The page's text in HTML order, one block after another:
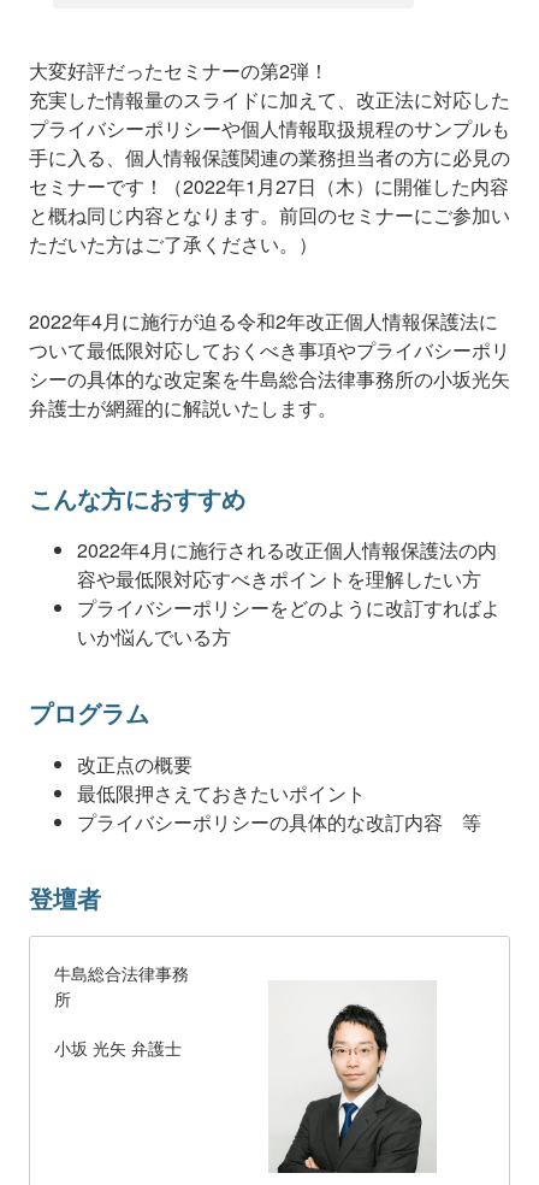
大変好評だったセミナーの第2弾！
充実した情報量のスライドに加えて、改正法に対応した
プライバシーポリシーや個人情報取扱規程のサンプルも
手に入る、個人情報保護関連の業務担当者の方に必見の
セミナーです！（2022年1月27日（木）に開催した内容
と概ね同じ内容となります。前回のセミナーにご参加い
ただいた方はご了承ください。）
2022年4月に施行が迫る令和2年改正個人情報保護法に
ついて最低限対応しておくべき事項やプライバシーポリ
シーの具体的な改定案を牛島総合法律事務所の小坂光矢
弁護士が網羅的に解説いたします。
こんな方におすすめ
2022年4月に施行される改正個人情報保護法の内
容や最低限対応すべきポイントを理解したい方
プライバシーポリシーをどのように改訂すればよ
いか悩んでいる方
プログラム
改正点の概要
最低限押さえておきたいポイント
プライバシーポリシーの具体的な改訂内容 等
登壇者
牛島総合法律事務
所
小坂 光矢 弁護士